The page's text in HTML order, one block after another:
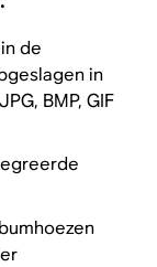
de
in
BMP, GIF